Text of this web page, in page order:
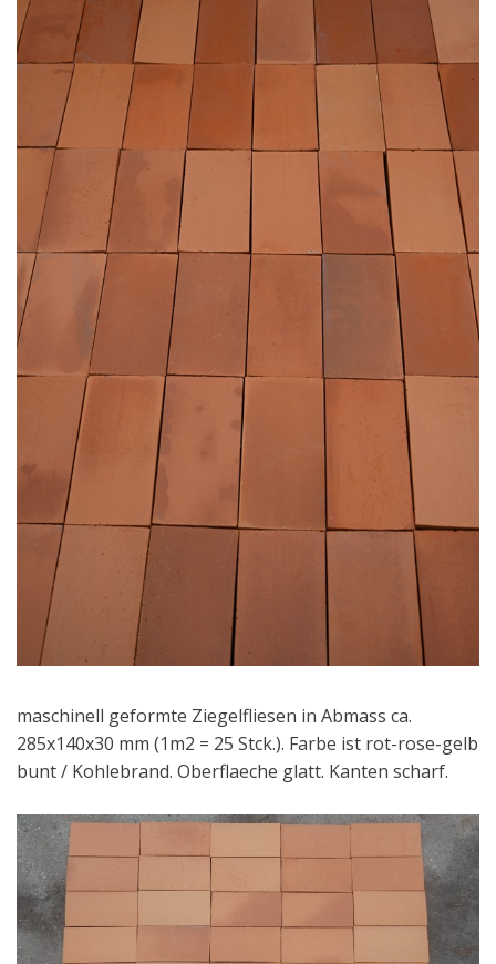
maschinell geformte Ziegelfliesen in Abmass ca.
285x140x30 mm (1m2 = 25 Stck.). Farbe ist rot-rose-gelb
bunt / Kohlebrand. Oberflaeche glatt. Kanten scharf.